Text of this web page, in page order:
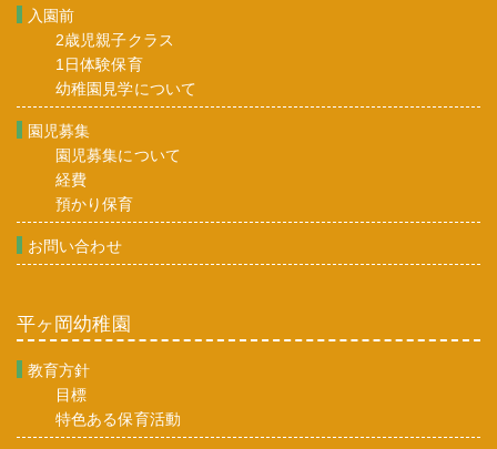
入園前
2歳児親子クラス
1日体験保育
幼稚園見学について
園児募集
園児募集について
経費
預かり保育
お問い合わせ
平ヶ岡幼稚園
教育方針
目標
特色ある保育活動